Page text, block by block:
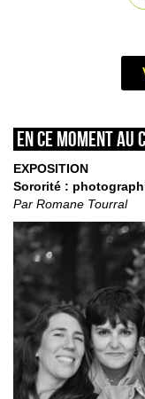
En ce moment au
EXPOSITION
Sororité :
Par Romane Tourral